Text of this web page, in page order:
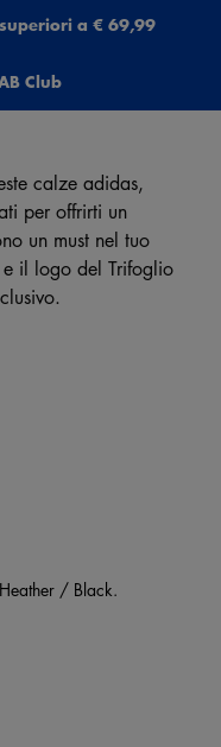
a € 69,99
Club
calze adidas,
per offrirti un
un must nel tuo
il logo del Trifoglio
/ Black.